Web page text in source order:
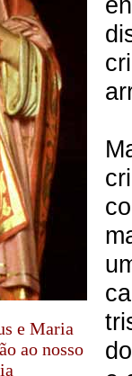
e Maria
ao nosso